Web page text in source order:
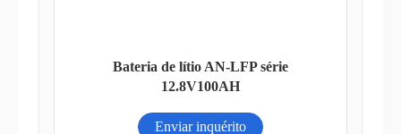
Bateria de lítio AN-LFP série
12.8V100AH
Enviar inquérito